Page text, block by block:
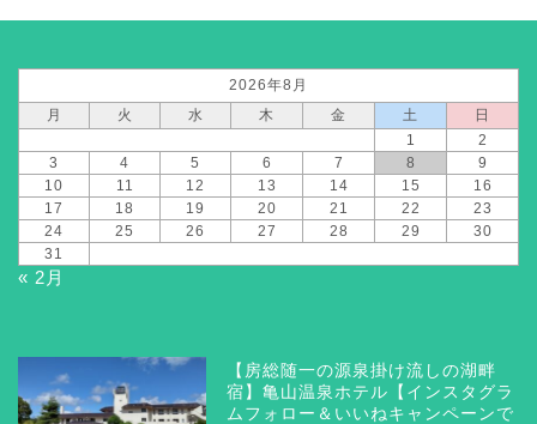
2026年8月
月
火 水 木 金 土
日
1
2
3
4 5 6 7 8
9
10
11 12 13 14 15
16
17
18 19 20 21 22
23
24
25 26 27 28 29
30
31
« 2月
【房総随一の源泉掛け流しの湖畔
宿】亀山温泉ホテル【インスタグラ
ムフォロー＆いいねキャンペーンで